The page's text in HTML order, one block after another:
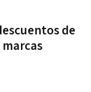
de
marcas